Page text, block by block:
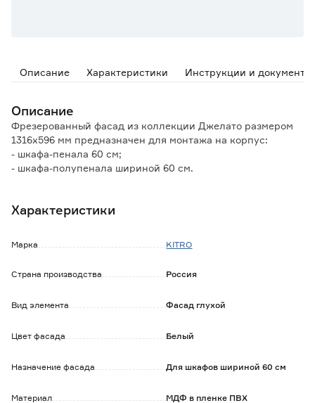
Описание Характеристики Инструкции и документы
Описание
Фрезерованный фасад из коллекции Джелато размером
1316х596 мм предназначен для монтажа на корпус:
- шкафа-пенала 60 см;
- шкафа-полупенала шириной 60 см.
высокоточных станков, которые обеспечивают качество и
влагонепроницаемостью, долговечен, светоустойчив и
позволяет установить фасад самостоятельно, не
Дверцу можно установить как для левого, так и для
Мебельные ручки в комплект не входят и приобретаются
Характеристики
Марка KITRO
Страна производства Россия
Вид элемента Фасад глухой
Цвет фасада Белый
Назначение фасада Для шкафов шириной 60 см
Материал МДФ в пленке ПВХ